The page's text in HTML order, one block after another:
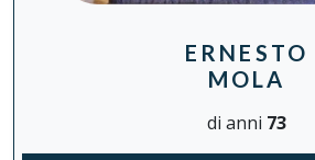
ERNESTO
MOLA
di anni 73